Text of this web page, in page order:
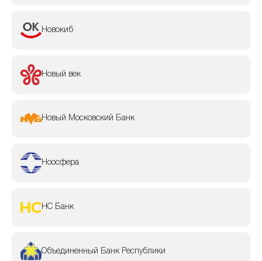
Новокиб
Новый век
Новый Московский Банк
Ноосфера
НС Банк
Объединенный Банк Республики